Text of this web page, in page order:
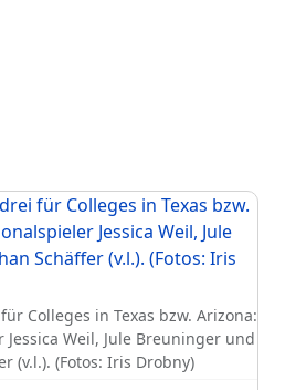
Colleges in Texas bzw. Arizona:
Weil, Jule Breuninger und
(v.l.). (Fotos: Iris Drobny)